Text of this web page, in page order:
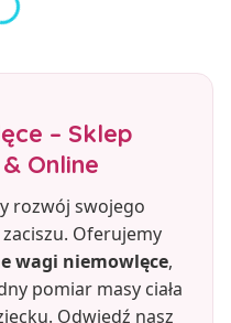
– Sklep
Online
rozwój swojego
Oferujemy
wagi niemowlęce,
pomiar masy ciała
Odwiedź nasz